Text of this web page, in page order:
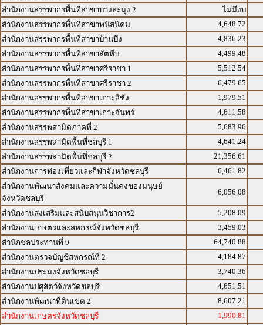
สำนักงานสรรพากรพื้นที่สาขาบางละมุง 2
ไม่มีงบ
สำนักงานสรรพากรพื้นที่สาขาพนัสนิคม
4,648.72
สำนักงานสรรพากรพื้นที่สาขาบ้านบึง
4,836.23
สำนักงานสรรพากรพื้นที่สาขาสัตหีบ
4,499.48
สำนักงานสรรพากรพื้นที่สาขาศรีราชา 1
5,512.54
สำนักงานสรรพากรพื้นที่สาขาศรีราชา 2
6,479.65
สำนักงานสรรพากรพื้นที่สาขาเกาะสีชัง
1,979.51
สำนักงานสรรพากรพื้นที่สาขาเกาะจันทร์
4,611.58
สำนักงานสรรพสามิตภาคที่ 2
5,683.96
สำนักงานสรรพสามิตพื้นที่ชลบุรี 1
4,641.24
สำนักงานสรรพสามิตพื้นที่ชลบุรี 2
21,356.61
สำนักงานการท่องเที่ยวและกีฬาจังหวัดชลบุรี
6,461.82
สำนักงานพัฒนาสังคมและความมั่นคงของมนุษย์
จังหวัดชลบุรี
6,056.08
สำนักงานส่งเสริมและสนับสนุนวิชาการ2
5,208.09
สำนักงานเกษตรและสหกรณ์จังหวัดชลบุรี
3,459.03
สำนักชลประทานที่ 9
64,740.88
สำนักงานตรวจบัญชีสหกรณ์ที่ 2
4,184.87
สำนักงานประมงจังหวัดชลบุรี
3,740.36
สำนักงานปศุสัตว์จังหวัดชลบุรี
4,651.51
สำนักงานพัฒนาที่ดินเขต 2
8,607.21
สำนักงานเกษตรจังหวัดชลบุรี
1,990.81